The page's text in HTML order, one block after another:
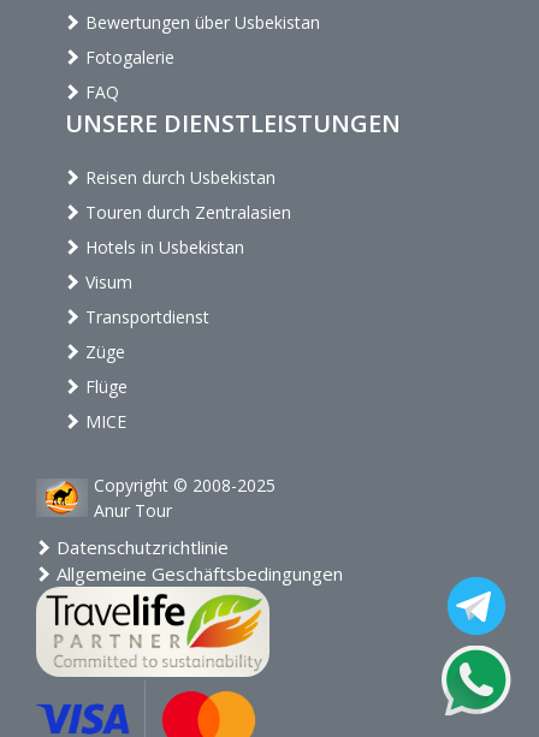
Bewertungen über Usbekistan
Fotogalerie
FAQ
UNSERE DIENSTLEISTUNGEN
Reisen durch Usbekistan
Touren durch Zentralasien
Hotels in Usbekistan
Visum
Transportdienst
Züge
Flüge
MICE
Copyright © 2008-2025
Anur Tour
Datenschutzrichtlinie
Allgemeine Geschäftsbedingungen